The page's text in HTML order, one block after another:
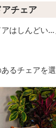
チェア
アはしんどい
るチェアを選